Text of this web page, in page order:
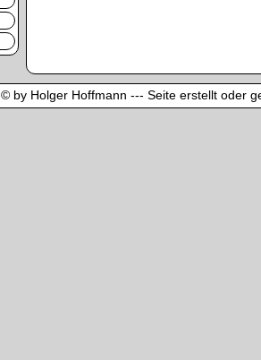
© by Holger Hoffmann --- Seite erstellt oder